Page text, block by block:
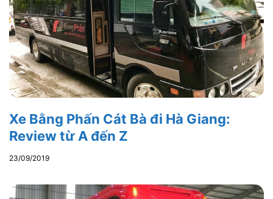
Xe Bằng Phấn Cát Bà đi Hà Giang:
Review từ A đến Z
23/09/2019